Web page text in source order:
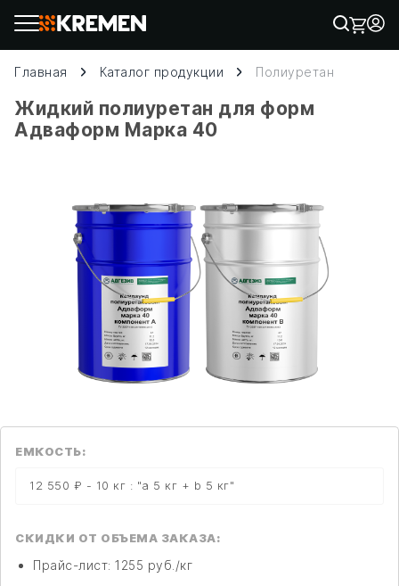
Главная Каталог продукции Полиуретан
Жидкий полиуретан для форм
Адваформ Марка 40
ЕМКОСТЬ:
12 550 ₽ - 10 кг : "a 5 кг + b 5 кг"
СКИДКИ ОТ ОБЪЕМА ЗАКАЗА:
Прайс-лист: 1255 руб./кг